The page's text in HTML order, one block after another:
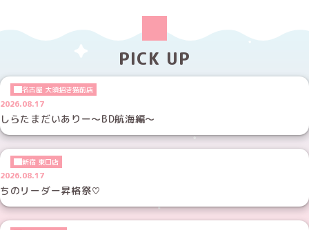
PICK UP
名古屋 大須招き猫前店
2026.08.17
しらたまだいありー～BD航海編～
新宿 東口店
2026.08.17
ちのリーダー昇格祭♡